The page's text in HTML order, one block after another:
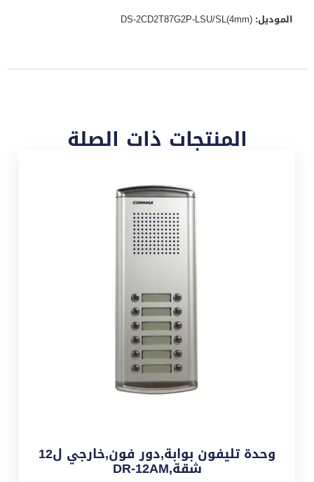
الموديل:
المنتجات ذات الصلة
وحدة تليفون بوابة,دور فون,خارجي ل12
شقة,DR-12AM